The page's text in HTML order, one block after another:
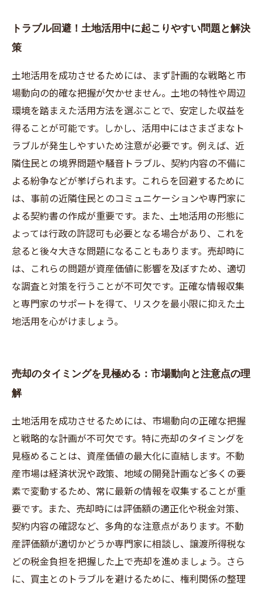
トラブル回避！土地活用中に起こりやすい問題と解決
策
土地活用を成功させるためには、まず計画的な戦略と市
場動向の的確な把握が欠かせません。土地の特性や周辺
環境を踏まえた活用方法を選ぶことで、安定した収益を
得ることが可能です。しかし、活用中にはさまざまなト
ラブルが発生しやすいため注意が必要です。例えば、近
隣住民との境界問題や騒音トラブル、契約内容の不備に
よる紛争などが挙げられます。これらを回避するために
は、事前の近隣住民とのコミュニケーションや専門家に
よる契約書の作成が重要です。また、土地活用の形態に
よっては行政の許認可も必要となる場合があり、これを
怠ると後々大きな問題になることもあります。売却時に
は、これらの問題が資産価値に影響を及ぼすため、適切
な調査と対策を行うことが不可欠です。正確な情報収集
と専門家のサポートを得て、リスクを最小限に抑えた土
地活用を心がけましょう。
売却のタイミングを見極める：市場動向と注意点の理
解
土地活用を成功させるためには、市場動向の正確な把握
と戦略的な計画が不可欠です。特に売却のタイミングを
見極めることは、資産価値の最大化に直結します。不動
産市場は経済状況や政策、地域の開発計画など多くの要
素で変動するため、常に最新の情報を収集することが重
要です。また、売却時には評価額の適正化や税金対策、
契約内容の確認など、多角的な注意点があります。不動
産評価額が適切かどうか専門家に相談し、譲渡所得税な
どの税金負担を把握した上で売却を進めましょう。さら
に、買主とのトラブルを避けるために、権利関係の整理